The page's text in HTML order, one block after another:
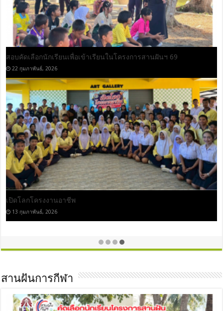
Hack English with AI
23 กรกฎาคม, 2026
ปลูกป่าเฉลิมพระเกียรติ
22 กรกฎาคม, 2026
สานฝันการกีฬา